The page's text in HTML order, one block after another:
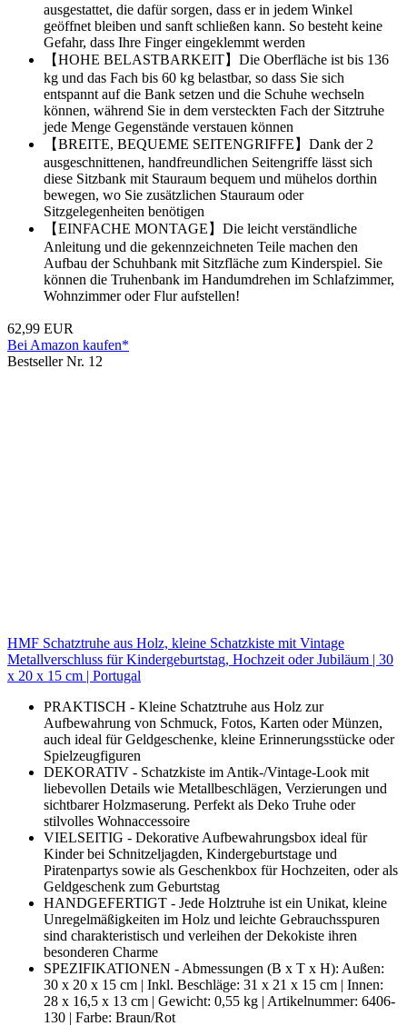
ausgestattet, die dafür sorgen, dass er in jedem Winkel
geöffnet bleiben und sanft schließen kann. So besteht keine
Gefahr, dass Ihre Finger eingeklemmt werden
【HOHE BELASTBARKEIT】Die Oberfläche ist bis 136
kg und das Fach bis 60 kg belastbar, so dass Sie sich
entspannt auf die Bank setzen und die Schuhe wechseln
können, während Sie in dem versteckten Fach der Sitztruhe
jede Menge Gegenstände verstauen können
【BREITE, BEQUEME SEITENGRIFFE】Dank der 2
ausgeschnittenen, handfreundlichen Seitengriffe lässt sich
diese Sitzbank mit Stauraum bequem und mühelos dorthin
bewegen, wo Sie zusätzlichen Stauraum oder
Sitzgelegenheiten benötigen
【EINFACHE MONTAGE】Die leicht verständliche
Anleitung und die gekennzeichneten Teile machen den
Aufbau der Schuhbank mit Sitzfläche zum Kinderspiel. Sie
können die Truhenbank im Handumdrehen im Schlafzimmer,
Wohnzimmer oder Flur aufstellen!
62,99 EUR
Bei Amazon kaufen*
Bestseller Nr. 12
HMF Schatztruhe aus Holz, kleine Schatzkiste mit Vintage
Metallverschluss für Kindergeburtstag, Hochzeit oder Jubiläum | 30
x 20 x 15 cm | Portugal
PRAKTISCH - Kleine Schatztruhe aus Holz zur
Aufbewahrung von Schmuck, Fotos, Karten oder Münzen,
auch ideal für Geldgeschenke, kleine Erinnerungsstücke oder
Spielzeugfiguren
DEKORATIV - Schatzkiste im Antik-/Vintage-Look mit
liebevollen Details wie Metallbeschlägen, Verzierungen und
sichtbarer Holzmaserung. Perfekt als Deko Truhe oder
stilvolles Wohnaccessoire
VIELSEITIG - Dekorative Aufbewahrungsbox ideal für
Kinder bei Schnitzeljagden, Kindergeburtstage und
Piratenpartys sowie als Geschenkbox für Hochzeiten, oder als
Geldgeschenk zum Geburtstag
HANDGEFERTIGT - Jede Holztruhe ist ein Unikat, kleine
Unregelmäßigkeiten im Holz und leichte Gebrauchsspuren
sind charakteristisch und verleihen der Dekokiste ihren
besonderen Charme
SPEZIFIKATIONEN - Abmessungen (B x T x H): Außen:
30 x 20 x 15 cm | Inkl. Beschläge: 31 x 21 x 15 cm | Innen:
28 x 16,5 x 13 cm | Gewicht: 0,55 kg | Artikelnummer: 6406-
130 | Farbe: Braun/Rot